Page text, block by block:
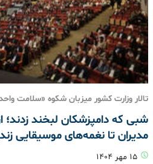
تالار وزارت کشور میزبان شکوه «سلامت
شبی که دامپزشکان لبخند
مدیران تا نغمه‌های موسیقایی
۱۵ مهر ۱۴۰۴